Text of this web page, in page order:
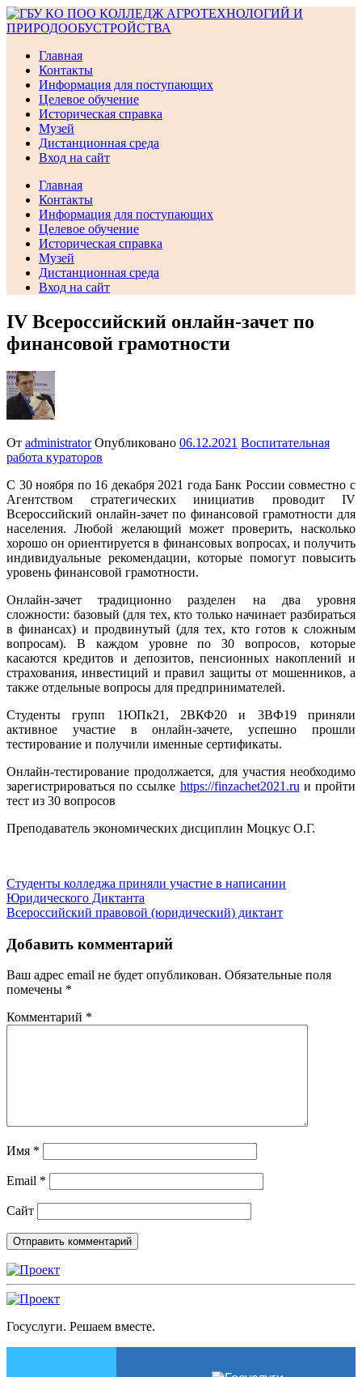
Перейти
к
Главная
Контакты
Информация для поступающих
Целевое обучение
Историческая справка
Музей
Дистанционная среда
Вход на сайт
Главная
Контакты
Информация для поступающих
Целевое обучение
Историческая справка
Музей
Дистанционная среда
Вход на сайт
IV Всероссийский онлайн-зачет по
финансовой грамотности
От administrator Опубликовано 06.12.2021 Воспитательная
работа кураторов
С 30 ноября по 16 декабря 2021 года Банк России совместно с
Агентством стратегических инициатив проводит IV
Всероссийский онлайн-зачет по финансовой грамотности для
населения. Любой желающий может проверить, насколько
хорошо он ориентируется в финансовых вопросах, и получить
индивидуальные рекомендации, которые помогут повысить
уровень финансовой грамотности.
Онлайн-зачет традиционно разделен на два уровня
сложности: базовый (для тех, кто только начинает разбираться
в финансах) и продвинутый (для тех, кто готов к сложным
вопросам). В каждом уровне по 30 вопросов, которые
касаются кредитов и депозитов, пенсионных накоплений и
страхования, инвестиций и правил защиты от мошенников, а
также отдельные вопросы для предпринимателей.
Студенты групп 1ЮПк21, 2ВКФ20 и 3ВФ19 приняли
активное участие в онлайн-зачете, успешно прошли
тестирование и получили именные сертификаты.
Онлайн-тестирование продолжается, для участия необходимо
зарегистрироваться по ссылке https://finzachet2021.ru и пройти
тест из 30 вопросов
Преподаватель экономических дисциплин Моцкус О.Г.
Навигация
по
Студенты колледжа приняли участие в написании
Юридического Диктанта
Всероссийский правовой (юридический) диктант
Добавить комментарий
Ваш адрес email не будет опубликован. Обязательные поля
помечены *
Комментарий *
Имя *
Email *
Сайт
Госуслуги. Решаем вместе.